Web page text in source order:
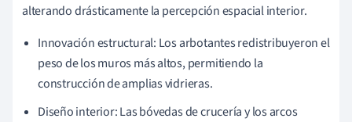
alterando drásticamente la percepción espacial interior.
Innovación estructural: Los arbotantes redistribuyeron el
peso de los muros más altos, permitiendo la
construcción de amplias vidrieras.
Diseño interior: Las bóvedas de crucería y los arcos